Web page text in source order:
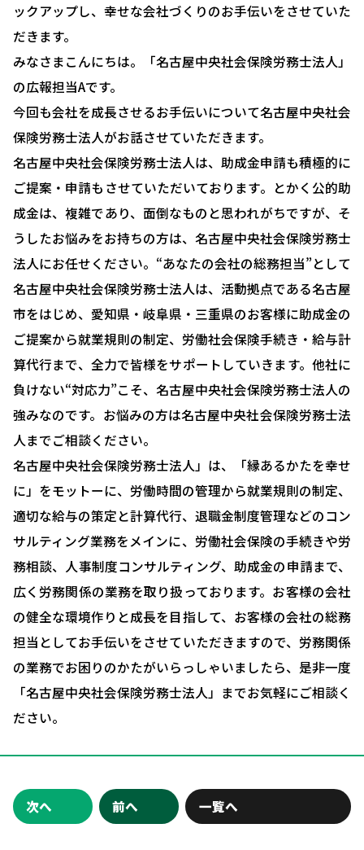
HOME
選ばれる理由
助成金について
就業規則について
採用コンサルティング
人事評価制度について
確定拠出型年金について
社会保険・給与計算について
労務システム管理について
お客様の声
会社概要
お問い合わせ・相談予約
ックアップし、幸せな会社づくりのお手伝いをさせていた
だきます。
みなさまこんにちは。「名古屋中央社会保険労務士法人」
の広報担当Aです。
今回も会社を成長させるお手伝いについて名古屋中央社会
保険労務士法人がお話させていただきます。
名古屋中央社会保険労務士法人は、助成金申請も積極的に
ご提案・申請もさせていただいております。とかく公的助
成金は、複雑であり、面倒なものと思われがちですが、そ
うしたお悩みをお持ちの方は、名古屋中央社会保険労務士
法人にお任せください。“あなたの会社の総務担当”として
名古屋中央社会保険労務士法人は、活動拠点である名古屋
市をはじめ、愛知県・岐阜県・三重県のお客様に助成金の
ご提案から就業規則の制定、労働社会保険手続き・給与計
算代行まで、全力で皆様をサポートしていきます。他社に
負けない“対応力”こそ、名古屋中央社会保険労務士法人の
強みなのです。お悩みの方は名古屋中央社会保険労務士法
人までご相談ください。
名古屋中央社会保険労務士法人」は、「縁あるかたを幸せ
に」をモットーに、労働時間の管理から就業規則の制定、
適切な給与の策定と計算代行、退職金制度管理などのコン
サルティング業務をメインに、労働社会保険の手続きや労
務相談、人事制度コンサルティング、助成金の申請まで、
広く労務関係の業務を取り扱っております。お客様の会社
の健全な環境作りと成長を目指して、お客様の会社の総務
担当としてお手伝いをさせていただきますので、労務関係
の業務でお困りのかたがいらっしゃいましたら、是非一度
「名古屋中央社会保険労務士法人」までお気軽にご相談く
ださい。
次へ 前へ 一覧へ